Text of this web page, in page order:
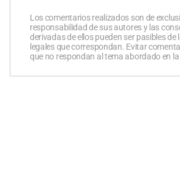
Los comentarios realizados son de
responsabilidad de sus autores y las
derivadas de ellos pueden ser pasibles de
legales que correspondan. Evitar
que no respondan al tema abordado en